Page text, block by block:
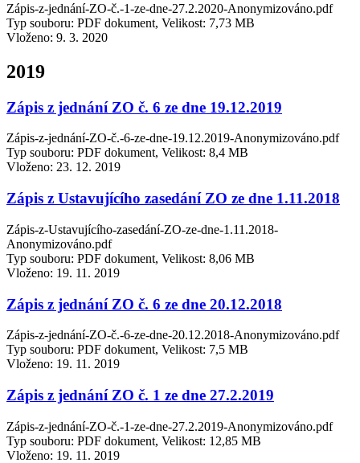
Zápis-z-jednání-ZO-č.-1-ze-dne-27.2.2020-Anonymizováno.pdf
Typ souboru: PDF dokument, Velikost: 7,73 MB
Vloženo: 9. 3. 2020
2019
Zápis z jednání ZO č. 6 ze dne 19.12.2019
Zápis-z-jednání-ZO-č.-6-ze-dne-19.12.2019-Anonymizováno.pdf
Typ souboru: PDF dokument, Velikost: 8,4 MB
Vloženo: 23. 12. 2019
Zápis z Ustavujícího zasedání ZO ze dne 1.11.2018
Zápis-z-Ustavujícího-zasedání-ZO-ze-dne-1.11.2018-
Anonymizováno.pdf
Typ souboru: PDF dokument, Velikost: 8,06 MB
Vloženo: 19. 11. 2019
Zápis z jednání ZO č. 6 ze dne 20.12.2018
Zápis-z-jednání-ZO-č.-6-ze-dne-20.12.2018-Anonymizováno.pdf
Typ souboru: PDF dokument, Velikost: 7,5 MB
Vloženo: 19. 11. 2019
Zápis z jednání ZO č. 1 ze dne 27.2.2019
Zápis-z-jednání-ZO-č.-1-ze-dne-27.2.2019-Anonymizováno.pdf
Typ souboru: PDF dokument, Velikost: 12,85 MB
Vloženo: 19. 11. 2019